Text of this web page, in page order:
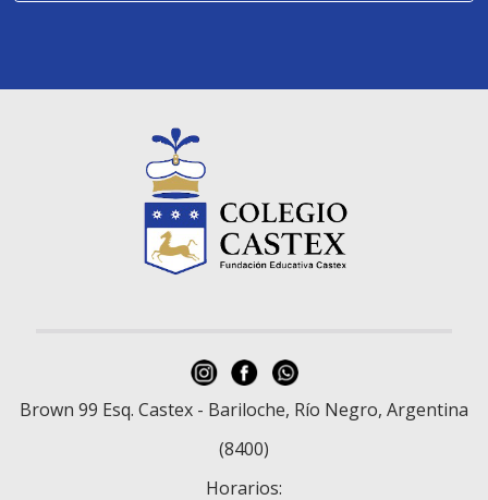
Brown 99 Esq. Castex - Bariloche, Río Negro, Argentina
(8400)
Horarios: